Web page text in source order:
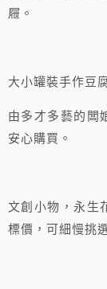
屜。
大小罐裝手作豆
由多才多藝的闆
安心購買。
文創小物，永生
標價，可細慢挑